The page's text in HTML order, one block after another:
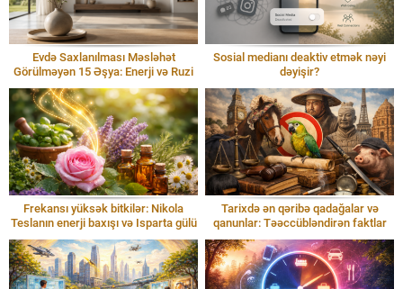
Evdə Saxlanılması Məsləhət
Görülməyən 15 Əşya: Enerji və Ruzi
Sosial medianı deaktiv etmək nəyi
dəyişir?
Frekansı yüksək bitkilər: Nikola
Teslanın enerji baxışı və Isparta gülü
Tarixdə ən qəribə qadağalar və
qanunlar: Təəccübləndirən faktlar